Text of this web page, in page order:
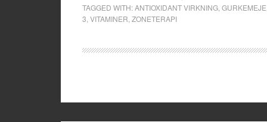
TAGGED WITH:ANTIOXIDANT VIRKNING GURKEMEJE
3 VITAMINER ZONETERAPI